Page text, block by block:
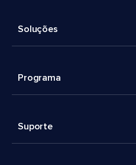
Soluções
Programa
Suporte